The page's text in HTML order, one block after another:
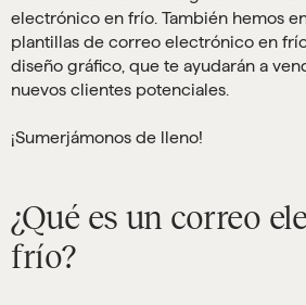
electrónico en frío. También hemos
plantillas de correo electrónico en
diseño gráfico, que te ayudarán a
nuevos clientes potenciales.
¡Sumerjámonos de lleno!
¿Qué es un correo
frío?